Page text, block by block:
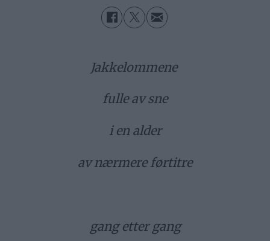
Jakkelommene
fulle av sne
i en alder
av nærmere førtitre
gang etter gang